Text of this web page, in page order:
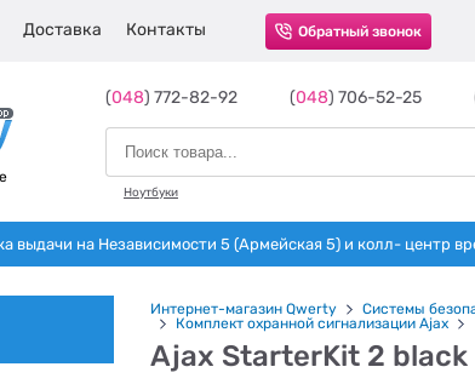
Доставка Контакты Обратный звонок
(048) 772-82-92 (048) 706-52-25
Ноутбуки
выдачи на Независимости 5 (Армейская 5) и колл- центр
Интернет-магазин Qwerty Системы
Комплект охранной сигнализации Ajax
Ajax StarterKit 2